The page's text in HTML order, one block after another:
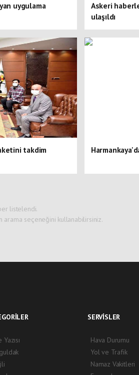
uygulama
Askeri
ulaşıldı
takdim
listelendi.
arama seçeneğini kullanabilirsiniz.
Yazısı
SERVİSLER
Hava Durumu
Yol ve Trafik
Namaz Vakitleri